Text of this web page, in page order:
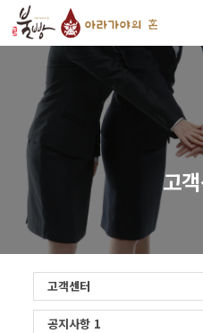
고
고객센터
공지사항 1